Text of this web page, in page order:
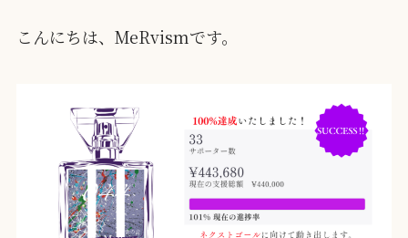
こんにちは、MeRvismです。